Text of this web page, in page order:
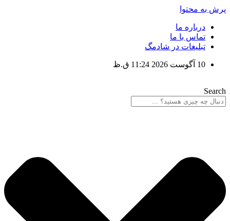
پرش به محتوا
درباره ما
تماس با ما
تبلیغات در شادمگ
10 آگوست 2026 11:24 ق.ظ
Search